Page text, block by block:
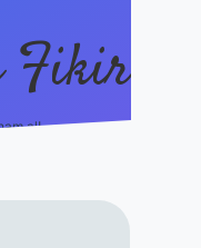
Fikir
al!